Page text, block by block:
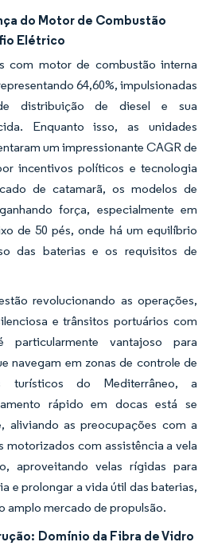
do Motor de Combustão
Elétrico
com motor de combustão interna
64,60%, impulsionadas
distribuição de diesel e sua
Enquanto isso, as unidades
um impressionante CAGR de
incentivos políticos e tecnologia
de catamarã, os modelos de
força, especialmente em
de 50 pés, onde há um equilíbrio
das baterias e os requisitos de
revolucionando as operações,
e trânsitos portuários com
vantajoso para
navegam em zonas de controle de
turísticos do Mediterrâneo, a
rápido em docas está se
aliviando as preocupações com a
motorizados com assistência a vela
aproveitando velas rígidas para
e prolongar a vida útil das baterias,
amplo mercado de propulsão.
Domínio da Fibra de Vidro